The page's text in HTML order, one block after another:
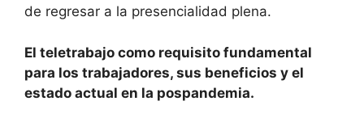
de regresar a la presencialidad plena.
El teletrabajo como requisito fundamental
para los trabajadores, sus beneficios y el
estado actual en la pospandemia.